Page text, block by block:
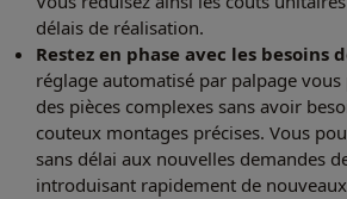
délais de réalisation.
Restez en phase avec les besoins
réglage automatisé par palpage
des pièces complexes sans avoir
couteux montages précises. Vous
sans délai aux nouvelles demandes
introduisant rapidement de